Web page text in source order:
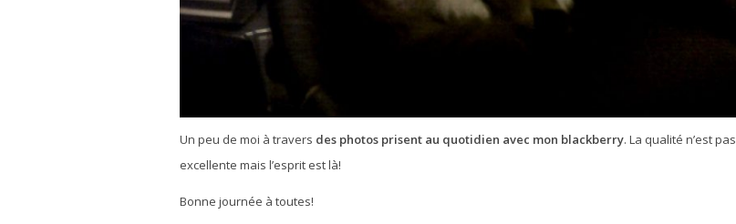
Un peu de moi à travers des photos prisent au quotidien avec mon blackberry. La qualité n’est pas
excellente mais l’esprit est là!
Bonne journée à toutes!